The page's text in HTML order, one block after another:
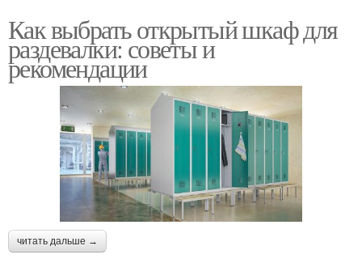
Как выбрать открытый шкаф для
раздевалки: советы и
рекомендации
читать дальше →